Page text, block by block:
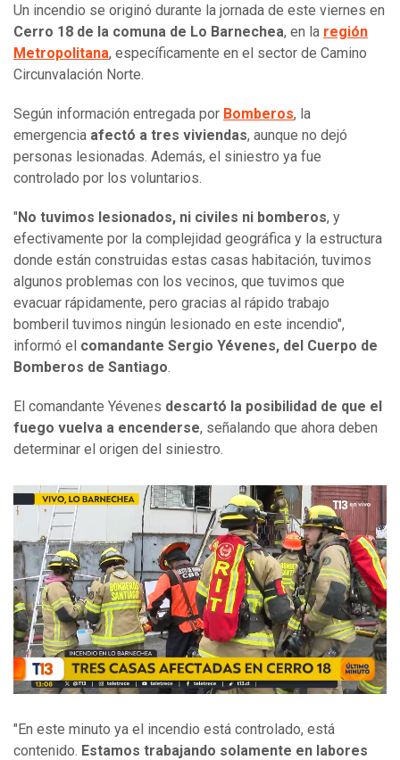
Un incendio se originó durante la jornada de este viernes en
Cerro 18 de la comuna de Lo Barnechea, en la región
Metropolitana, específicamente en el sector de Camino
Circunvalación Norte.
Según información entregada por Bomberos, la
emergencia afectó a tres viviendas, aunque no dejó
personas lesionadas. Además, el siniestro ya fue
controlado por los voluntarios.
"No tuvimos lesionados, ni civiles ni bomberos, y
efectivamente por la complejidad geográfica y la estructura
donde están construidas estas casas habitación, tuvimos
algunos problemas con los vecinos, que tuvimos que
evacuar rápidamente, pero gracias al rápido trabajo
bomberil tuvimos ningún lesionado en este incendio",
informó el comandante Sergio Yévenes, del Cuerpo de
Bomberos de Santiago.
El comandante Yévenes descartó la posibilidad de que el
fuego vuelva a encenderse, señalando que ahora deben
determinar el origen del siniestro.
"En este minuto ya el incendio está controlado, está
contenido. Estamos trabajando solamente en labores